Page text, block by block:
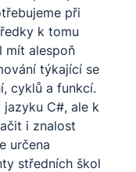
při
k tomu
mít alespoň
týkající se
cyklů a funkcí.
C#, ale k
i znalost
určena
středních škol